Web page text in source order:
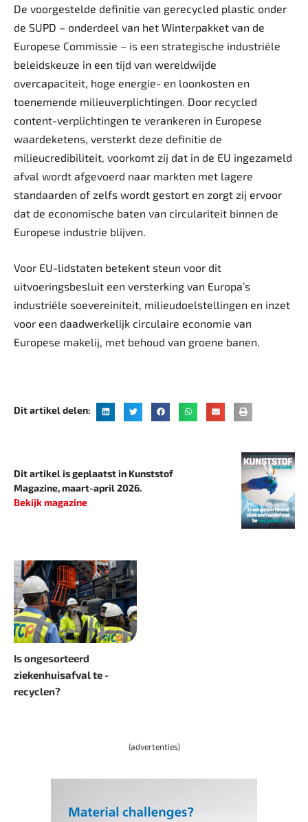
De voorgestelde definitie van gerecycled plastic onder
de SUPD – onderdeel van het Winterpakket van de
Europese Commissie – is een strategische industriële
beleidskeuze in een tijd van wereldwijde
overcapaciteit, hoge energie- en loonkosten en
toenemende milieuverplichtingen. Door recycled
content-verplichtingen te verankeren in Europese
waardeketens, versterkt deze definitie de
milieucredibiliteit, voorkomt zij dat in de EU ingezameld
afval wordt afgevoerd naar markten met lagere
standaarden of zelfs wordt gestort en zorgt zij ervoor
dat de economische baten van circulariteit binnen de
Europese industrie blijven.
Voor EU-lidstaten betekent steun voor dit
uitvoeringsbesluit een versterking van Europa’s
industriële soevereiniteit, milieudoelstellingen en inzet
voor een daadwerkelijk circulaire economie van
Europese makelij, met behoud van groene banen.
Dit artikel delen:
Dit artikel is geplaatst in Kunststof
Magazine, maart-april 2026.
Bekijk magazine
Is ongesorteerd
ziekenhuisafval te ­
recyclen?
(advertenties)